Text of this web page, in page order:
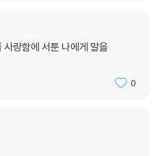
사랑함에 서툰 나에게 말을
0